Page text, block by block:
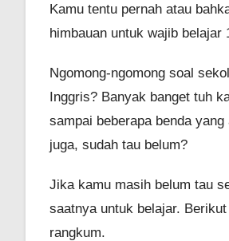
Kamu tentu pernah atau
himbauan untuk wajib belajar
Ngomong-ngomong soal
Inggris? Banyak banget tuh
sampai beberapa benda
juga, sudah tau belum?
Jika kamu masih belum tau
saatnya untuk belajar.
rangkum.